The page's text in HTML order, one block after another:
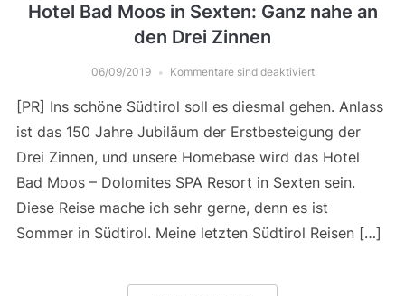
Hotel Bad Moos in Sexten: Ganz nahe an
den Drei Zinnen
06/09/2019 Kommentare sind deaktiviert
[PR] Ins schöne Südtirol soll es diesmal gehen. Anlass
ist das 150 Jahre Jubiläum der Erstbesteigung der
Drei Zinnen, und unsere Homebase wird das Hotel
Bad Moos – Dolomites SPA Resort in Sexten sein.
Diese Reise mache ich sehr gerne, denn es ist
Sommer in Südtirol. Meine letzten Südtirol Reisen […]